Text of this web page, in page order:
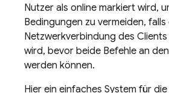
Nutzer als online markiert wird,
Bedingungen zu vermeiden, falls
Netzwerkverbindung des
wird, bevor beide Befehle an
werden können.
Hier ein einfaches System für